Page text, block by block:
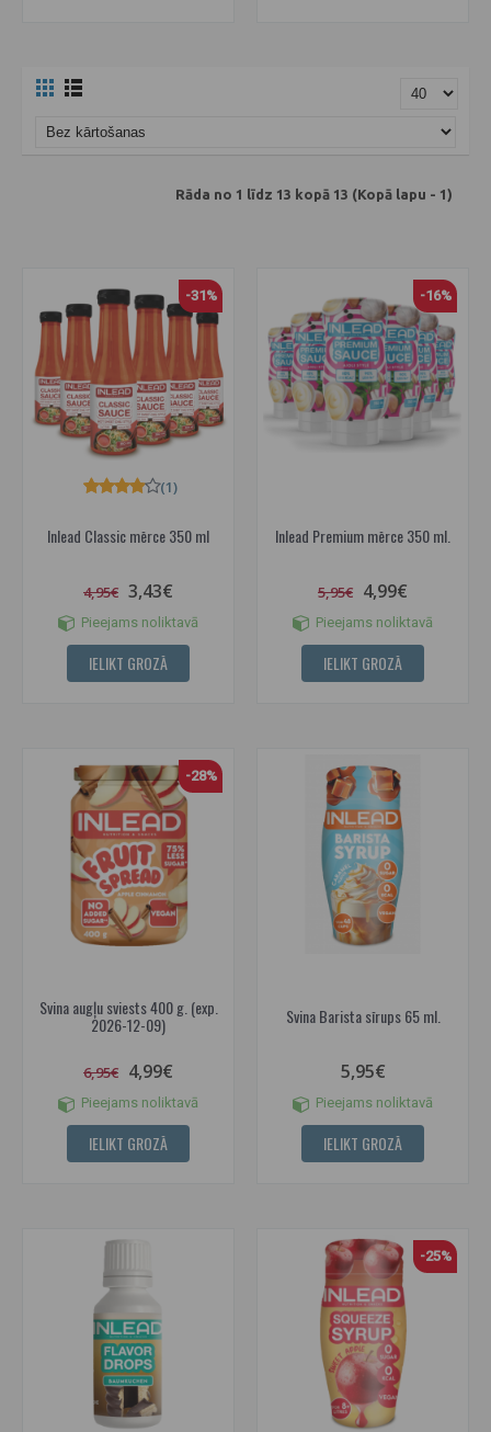
Rāda no 1 līdz 13 kopā 13 (Kopā lapu - 1)
-31%
Inlead Classic mērce 350 ml
(1)
4,95€ 3,43€
Pieejams noliktavā
IELIKT GROZĀ
-16%
Inlead Premium mērce 350 ml.
5,95€ 4,99€
Pieejams noliktavā
IELIKT GROZĀ
-28%
Svina augļu sviests 400 g. (exp.
2026-12-09)
6,95€ 4,99€
Pieejams noliktavā
IELIKT GROZĀ
Svina Barista sīrups 65 ml.
5,95€
Pieejams noliktavā
IELIKT GROZĀ
-25%